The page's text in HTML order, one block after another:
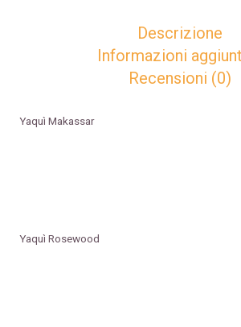
Descrizione
Informazioni
Recensioni (0)
Yaquì Makassar
Yaquì Rosewood